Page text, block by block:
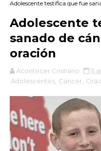
Adolescente testifica que fue
Adolescente
sanado de
oración
Acontecer Cristiano 11
Adolescentes Cáncer